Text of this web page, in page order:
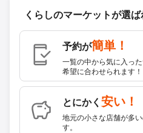
くらしのマーケットが選ば
予約が簡単！
一覧の中から気に入っ
希望に合わせられます！
とにかく 安い！
地元の小さな店舗が多
す。